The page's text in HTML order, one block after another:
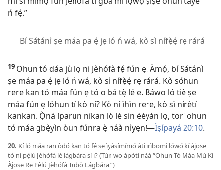
ń fẹ́.”
Bí Sátánì ṣe máa pa ẹ́ jẹ ló ń wá, kò sì nífẹ̀ẹ́ rẹ rárá
19 Ohun tó dáa jù lọ ni Jèhófà fẹ́ fún ẹ. Àmọ́, bí Sátánì
ṣe máa pa ẹ́ jẹ ló ń wá, kò sì nífẹ̀ẹ́ rẹ rárá. Kò sóhun
rere kan tó máa fún ẹ tó o bá tẹ̀ lé e. Báwo ló tiẹ̀ ṣe
máa fún ẹ lóhun tí kò ní? Kò ní ìhìn rere, kò sì nírètí
kankan. Ọ̀nà ìparun nìkan ló lè sin èèyàn lọ, torí ohun
tó máa gbẹ̀yìn òun fúnra ẹ̀ náà nìyẹn!—Ìṣípayá 20:10.
20. Kí ló máa ran ọ̀dọ́ kan tó fẹ́ ṣe ìyàsímímọ́ àti ìrìbọmi lọ́wọ́ kí àjọṣe
tó ní pẹ̀lú Jèhófà lè lágbára sí i? (Tún wo àpótí náà “Ohun Tó Máa Mú Kí
Àjọṣe Rẹ Pẹ̀lú Jèhófà Túbọ̀ Lágbára.”)